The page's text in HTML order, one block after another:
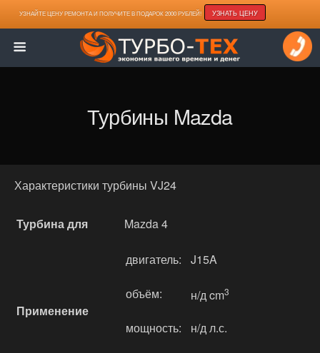
УЗНАЙТЕ ЦЕНУ РЕМОНТА И ПОЛУЧИТЕ В ПОДАРОК 2000 РУБЛЕЙ! УЗНАТЬ ЦЕНУ
Турбины Mazda
Характеристики турбины VJ24
Турбина для Mazda 4
Применение
двигатель: J15A
объём: н/д cm3
мощность: н/д л.с.